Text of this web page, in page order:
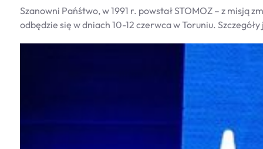
Szanowni Pańśtwo, w 1991 r. powstał STOMOZ – z
odbędzie się w dniach 10-12 czerwca w Toruniu.